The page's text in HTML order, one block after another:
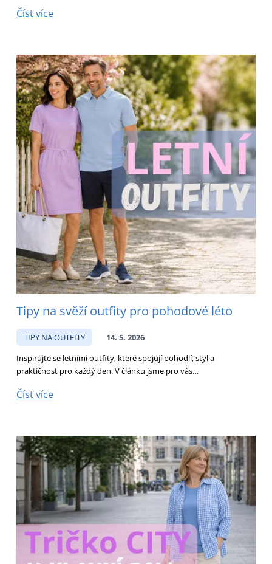
Číst více
Tipy na svěží outfity pro pohodové léto
TIPY NA OUTFITY
14. 5. 2026
Inspirujte se letními outfity, které spojují pohodlí, styl a
praktičnost pro každý den. V článku jsme pro vás…
Číst více